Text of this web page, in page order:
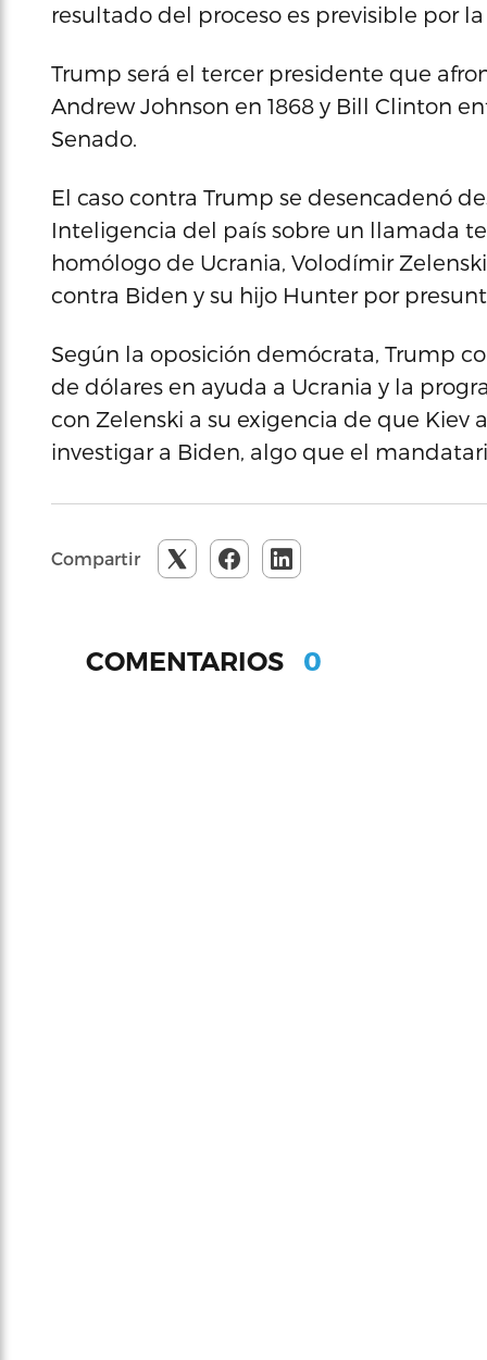
resultado del proceso es previsible por
Trump será el tercer presidente que
Andrew Johnson en 1868 y Bill Clinton
Senado.
El caso contra Trump se desencadenó
Inteligencia del país sobre un llamada
homólogo de Ucrania, Volodímir
contra Biden y su hijo Hunter por
Según la oposición demócrata, Trump
de dólares en ayuda a Ucrania y la
con Zelenski a su exigencia de que
investigar a Biden, algo que el
Compartir
COMENTARIOS 0